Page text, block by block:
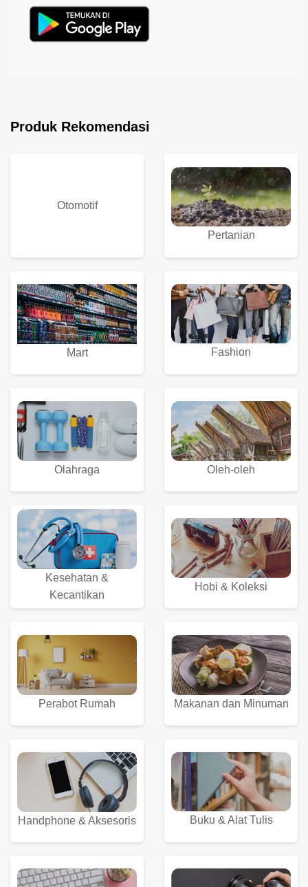
Produk Rekomendasi
Otomotif
Pertanian
Mart Fashion
Olahraga Oleh-oleh
Kesehatan &
Kecantikan
Hobi & Koleksi
Perabot Rumah Makanan dan Minuman
Handphone & Aksesoris Buku & Alat Tulis